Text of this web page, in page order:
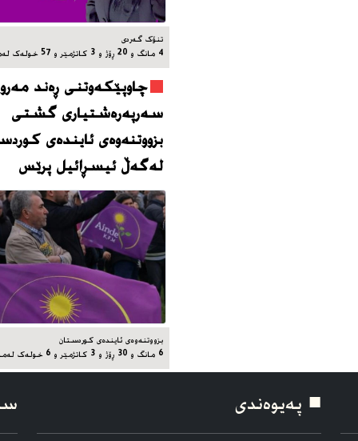
تنۆک گەردی
4 مانگ و 20 ڕۆژ و 3 کاتژمێر و 57 خوله‌ک له‌مه‌وپێش‌
چاوپێکەوتنی ڕەند
سەرپەرەشتیاری گشتی
بزووتنەوەی ئایندەی
لەگەڵ ئیسڕائیل پرێس
بزووتنەوەی ئایندەی کوردستان
6 مانگ و 30 ڕۆژ و 3 کاتژمێر و 6 خوله‌ک له‌مه‌وپێش‌
■ په‌یوه‌ندی